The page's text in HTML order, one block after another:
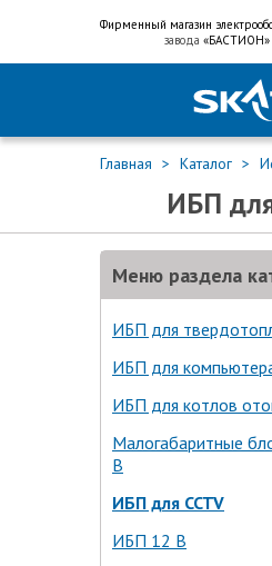
Фирменный магазин
завода «БАСТИОН»
Главная Каталог
ИБП
Меню раздела
ИБП для
ИБП для
ИБП для котлов
Малогабаритные
В
ИБП для CCTV
ИБП 12 В